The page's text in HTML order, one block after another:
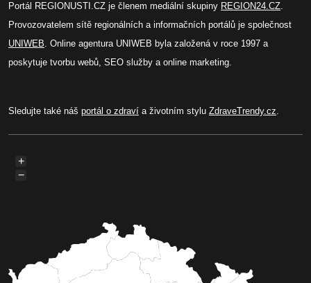
Portál REGIONUSTI.CZ je členem mediální skupiny REGION24.CZ.
Provozovatelem sítě regionálních a informačních portálů je společnost
UNIWEB. Online agentura UNIWEB byla založená v roce 1997 a
poskytuje tvorbu webů, SEO služby a online marketing.
Sledujte také náš portál o zdraví a životním stylu ZdraveTrendy.cz.
+
−